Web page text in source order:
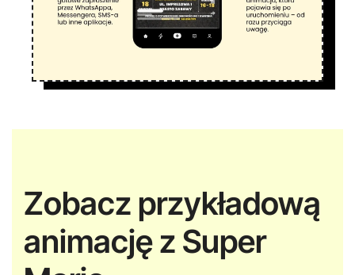
Zobacz przykładową
animację z Super